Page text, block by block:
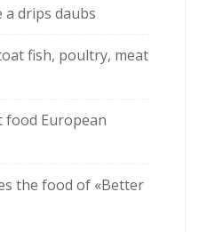
drips daubs
fish, poultry, meat
food European
the food of «Better